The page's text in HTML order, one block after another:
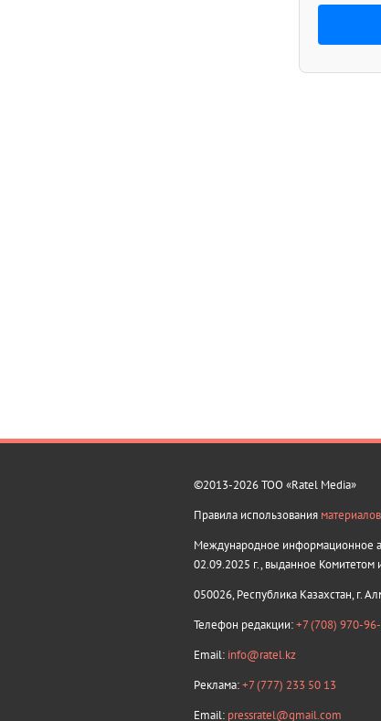
©2013-2026 ТОО «Ratel Media»
Правила использования материалов
Международное информационное
02.09.2025 г., выданное
050026, Республика Казахстан, г.
Телефон редакции:+7 (708) 970-
Email: info@ratel.kz
Реклама:+7 (777) 233 50 13
Email: pressratel@gmail.com